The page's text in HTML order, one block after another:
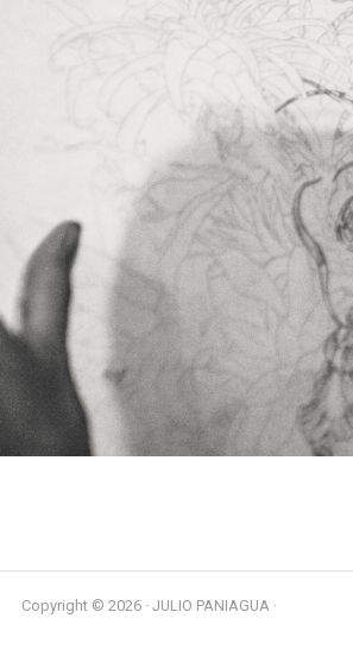
Copyright © 2026 · JULIO PANIAGUA ·